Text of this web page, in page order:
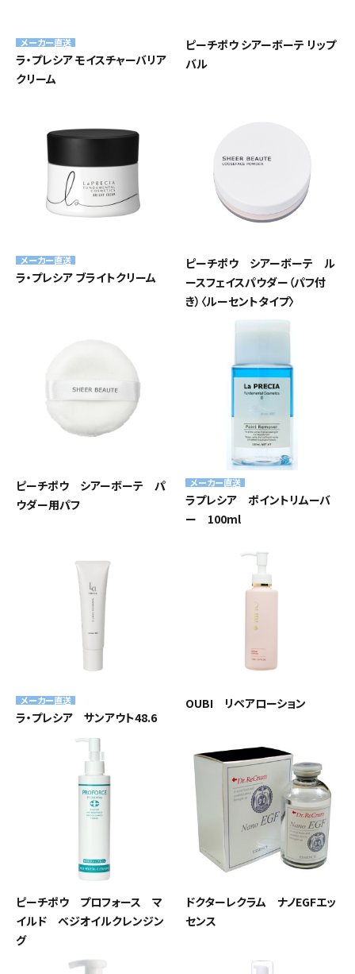
メーカー直送
ラ・プレシア モイスチャーバリア
クリーム
ピーチポウ シアーボーテ リップ
バル
メーカー直送
ラ・プレシア ブライトクリーム
ピーチポウ シアーボーテ ル
ースフェイスパウダー（パフ付
き）〈ルーセントタイプ〉
ピーチポウ シアーボーテ パ
ウダー用パフ
メーカー直送
ラプレシア ポイントリムーバ
ー 100ml
メーカー直送
ラ・プレシア サンアウト48.6
OUBI リペアローション
ピーチポウ プロフォース マ
イルド ベジオイルクレンジン
グ
ドクターレクラム ナノEGFエッ
センス